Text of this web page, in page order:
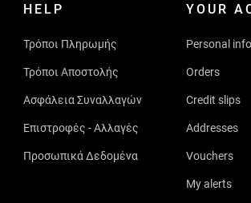
HELP
Τρόποι Πληρωμής
Τρόποι Αποστολής
Ασφάλεια Συναλλαγών
Επιστροφές - Αλλαγές
Προσωπικά Δεδομένα
YOUR
Personal info
Orders
Credit slips
Addresses
Vouchers
My alerts